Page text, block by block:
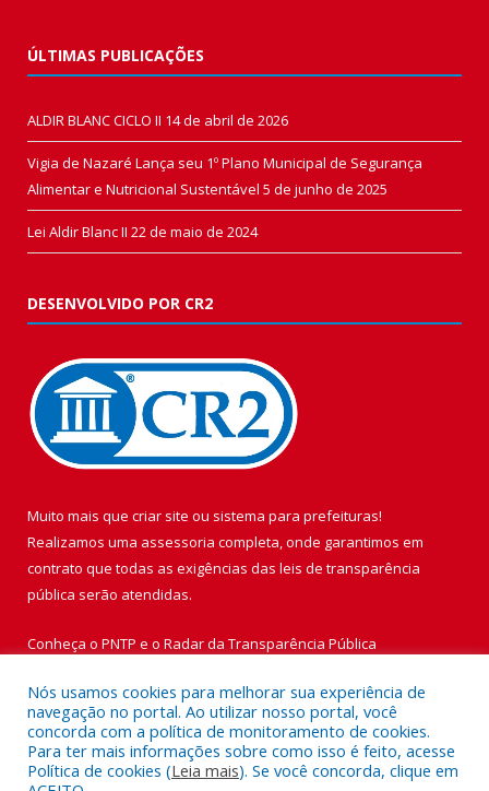
ÚLTIMAS PUBLICAÇÕES
ALDIR BLANC CICLO II 14 de abril de 2026
Vigia de Nazaré Lança seu 1º Plano Municipal de Segurança
Alimentar e Nutricional Sustentável 5 de junho de 2025
Lei Aldir Blanc II 22 de maio de 2024
DESENVOLVIDO POR CR2
Muito mais que criar site ou sistema para prefeituras!
Realizamos uma assessoria completa, onde garantimos em
contrato que todas as exigências das leis de transparência
pública serão atendidas.
Conheça o PNTP e o Radar da Transparência Pública
Todos os direitos reservados a Prefeitura Municipal de Vigia de
Nazaré.
Nós usamos cookies para melhorar sua experiência de
navegação no portal. Ao utilizar nosso portal, você
concorda com a política de monitoramento de cookies.
Para ter mais informações sobre como isso é feito, acesse
Política de cookies (Leia mais). Se você concorda, clique em